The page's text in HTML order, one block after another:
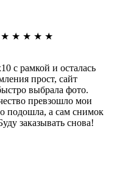
★ ★ ★ ★ ★
с рамкой и осталась
прост, сайт
выбрала фото.
превзошло мои
подошла, а сам снимок
заказывать снова!